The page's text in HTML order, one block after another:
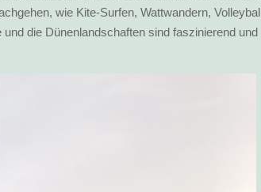
wie Kite-Surfen, Wattwandern,
die Dünenlandschaften sind faszinierend und